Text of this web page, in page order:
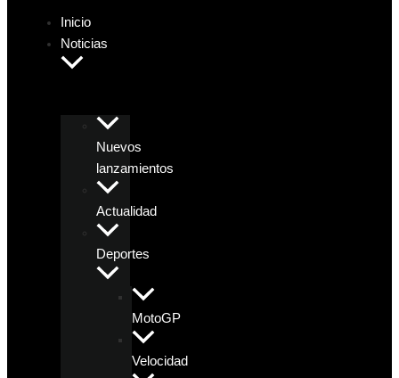
Inicio
Noticias
Nuevos
lanzamientos
Actualidad
Deportes
MotoGP
Velocidad